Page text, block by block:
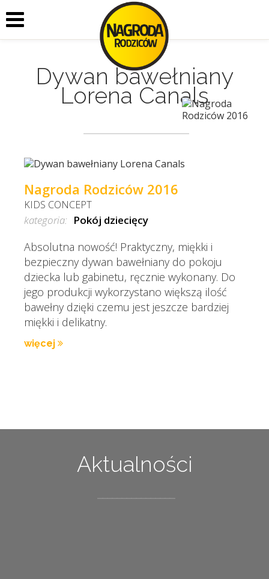
Dywan bawełniany
Lorena Canals
Nagroda Rodziców 2016
KIDS CONCEPT
kategoria: Pokój dziecięcy
Absolutna nowość! Praktyczny, miękki i
bezpieczny dywan bawełniany do pokoju
dziecka lub gabinetu, ręcznie wykonany. Do
jego produkcji wykorzystano większą ilość
bawełny dzięki czemu jest jeszcze bardziej
miękki i delikatny.
więcej
Aktualności